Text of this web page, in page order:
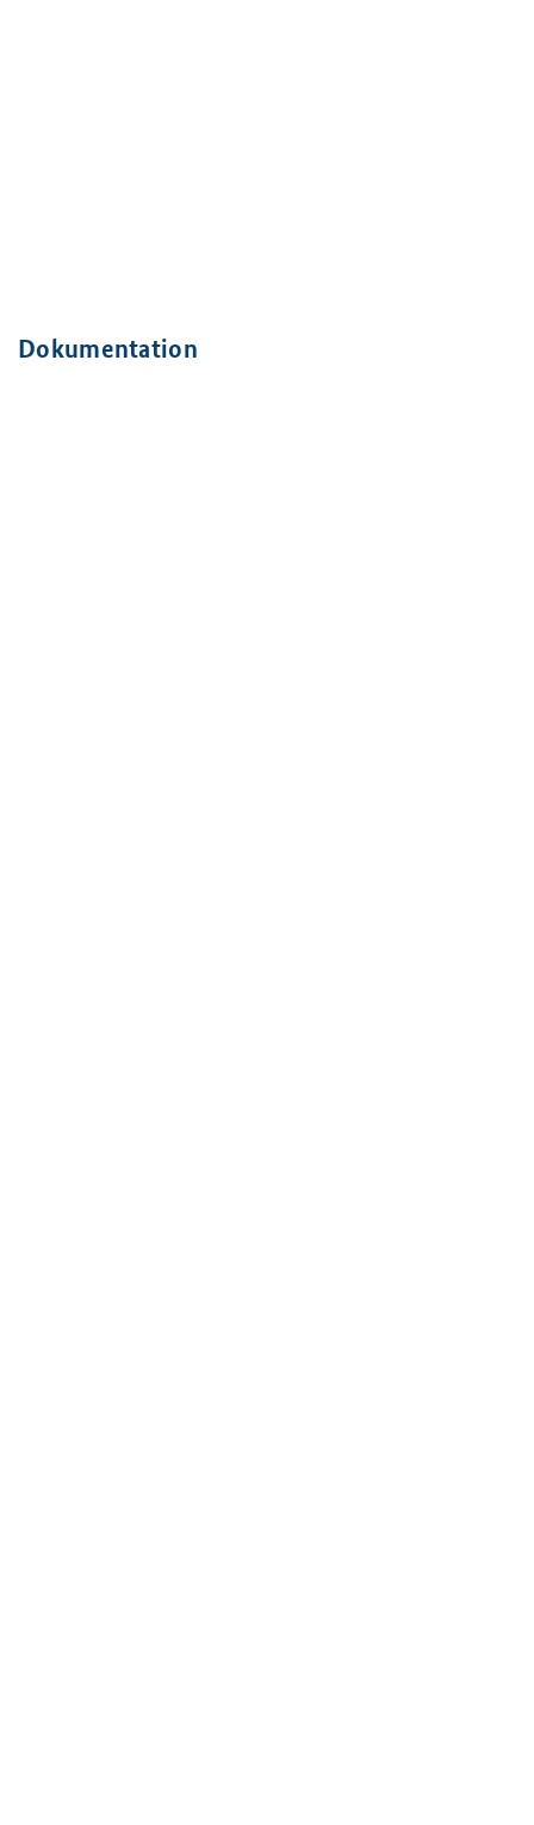
Dokumentation